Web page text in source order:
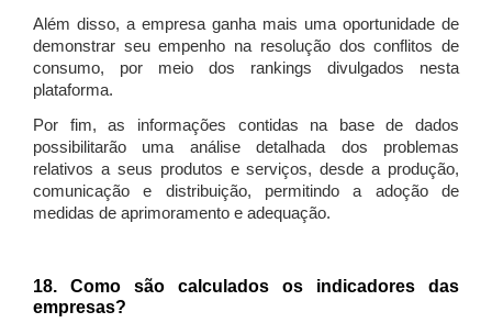
Além disso, a empresa ganha mais uma oportunidade de
demonstrar seu empenho na resolução dos conflitos de
consumo, por meio dos rankings divulgados nesta
plataforma.
Por fim, as informações contidas na base de dados
possibilitarão uma análise detalhada dos problemas
relativos a seus produtos e serviços, desde a produção,
comunicação e distribuição, permitindo a adoção de
medidas de aprimoramento e adequação.
18. Como são calculados os indicadores das
empresas?